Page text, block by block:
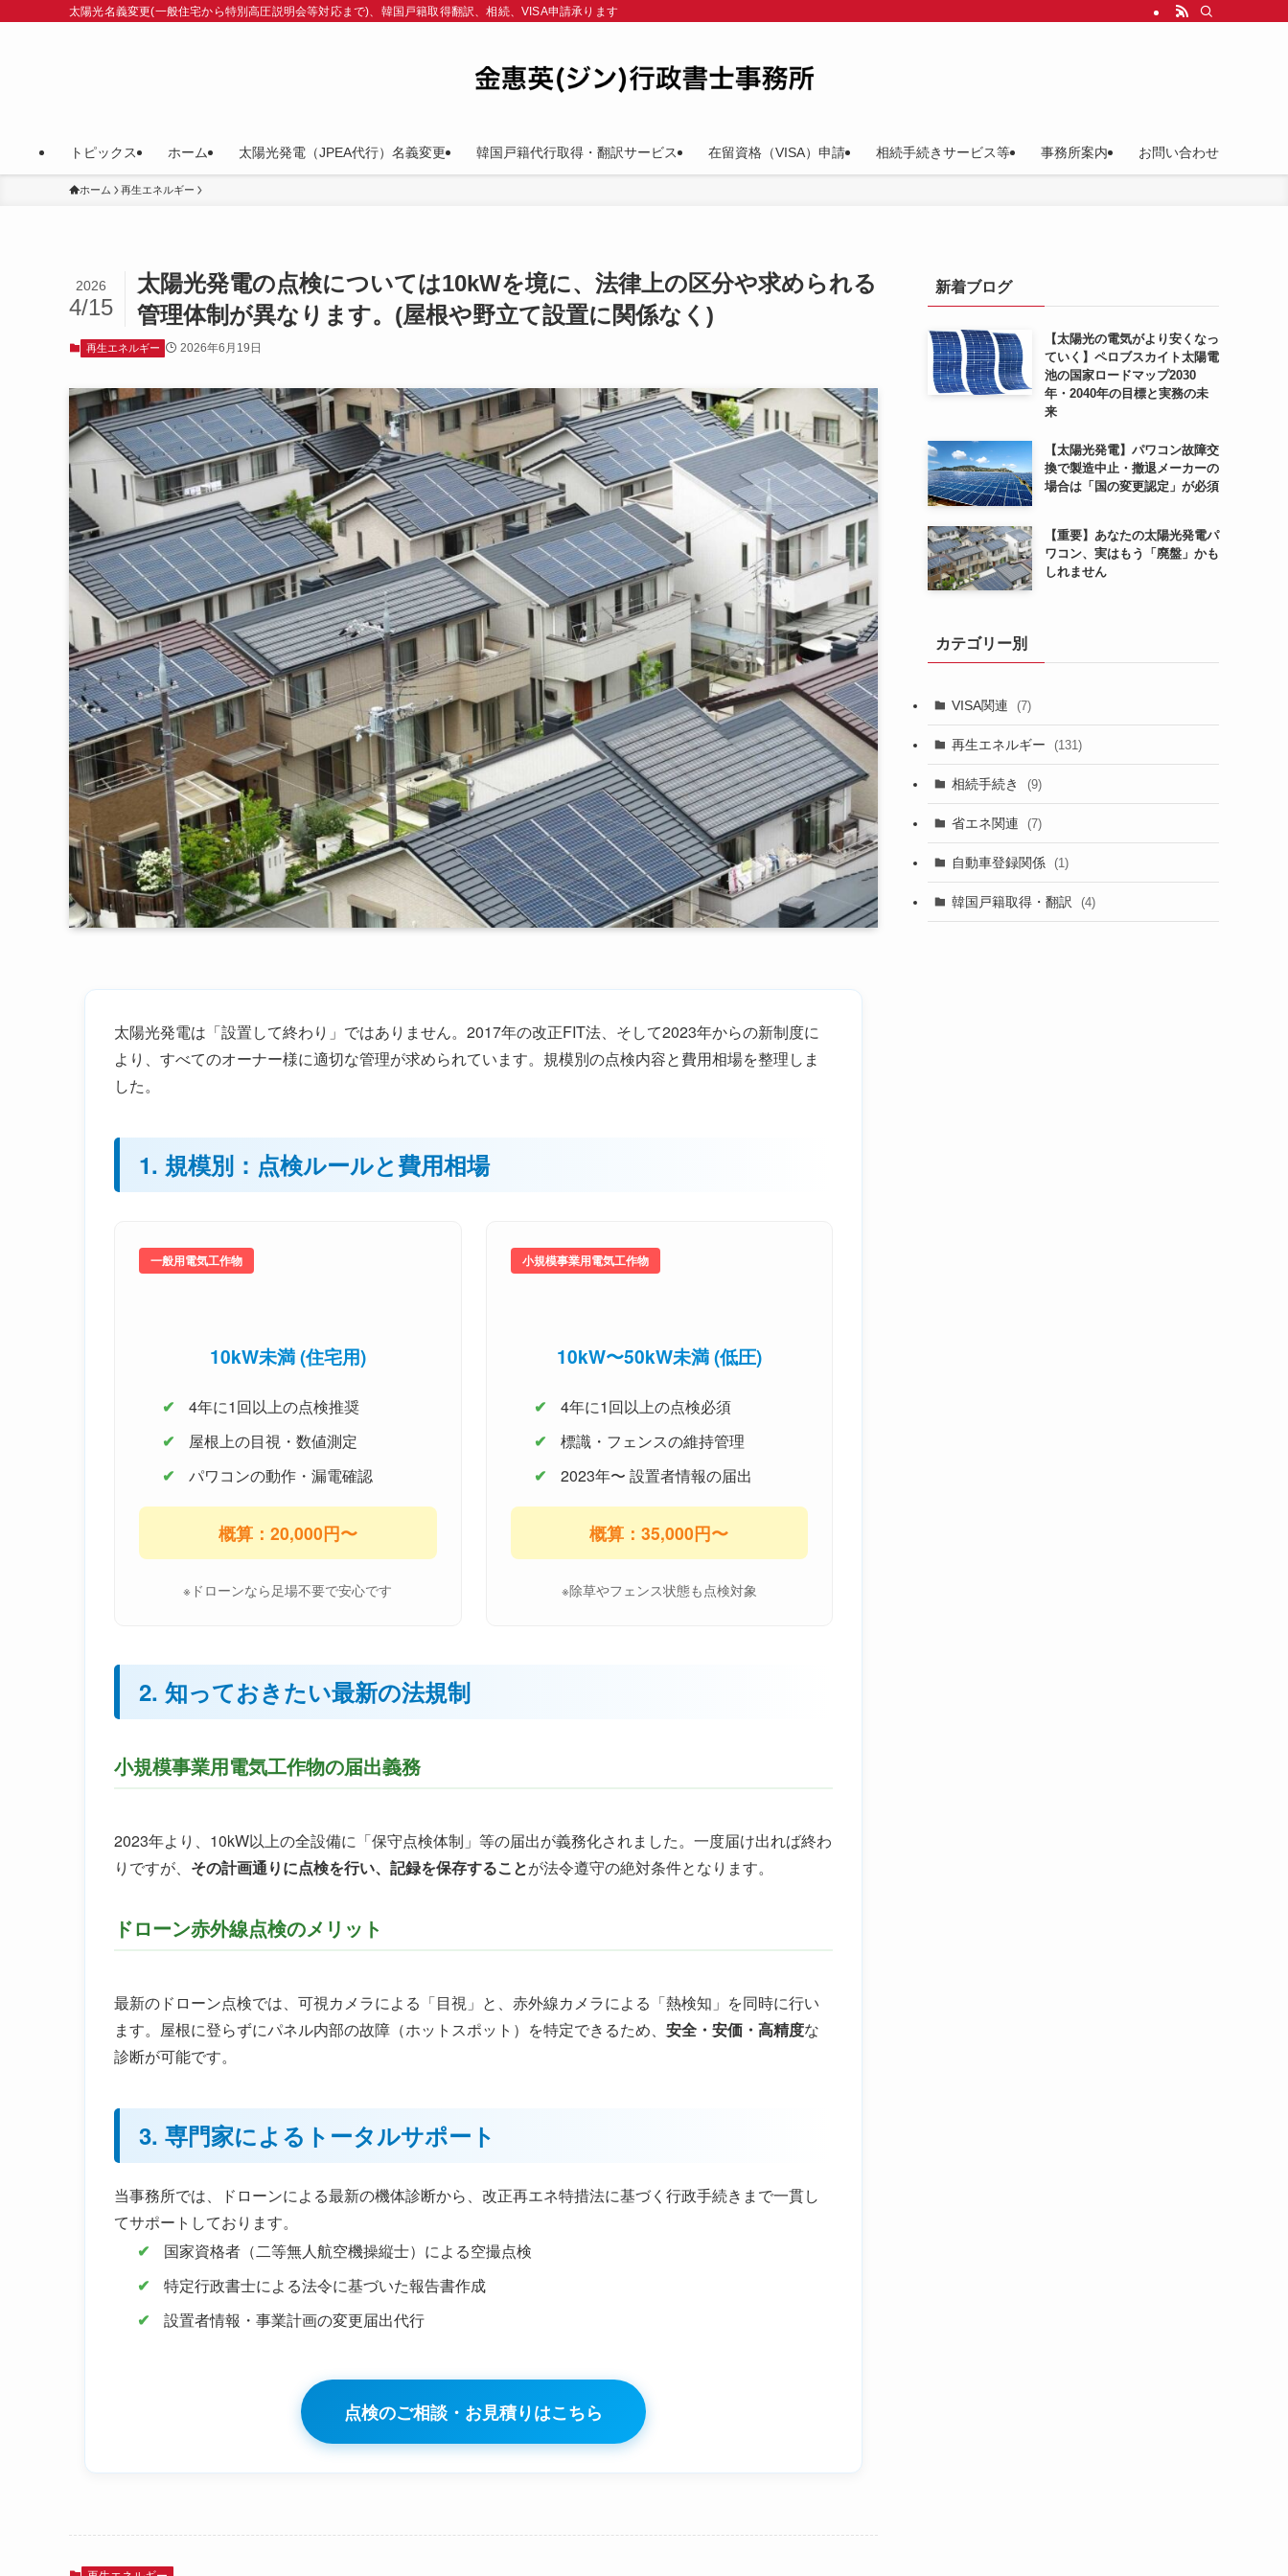
太陽光名義変更(一般住宅から特別高圧説明会等対応まで)、韓国戸籍取得翻訳、相続、VISA申請承ります
トピックス ホーム 太陽光発電（JPEA代行）名義変更 韓国戸籍代行取得・翻訳サービス 在留資格（VISA）申請 相続手続きサービス等 事務所案内 お問い合わせ
ホーム 再生エネルギー
太陽光発電の点検については10kWを境に、法律上の区分や求められる
管理体制が異なります。(屋根や野立て設置に関係なく)
2026
4/15
再生エネルギー 2026年6月19日
太陽光発電は「設置して終わり」ではありません。2017年の改正FIT法、そして2023年からの新制度に
より、すべてのオーナー様に適切な管理が求められています。規模別の点検内容と費用相場を整理しま
した。
1. 規模別：点検ルールと費用相場
一般用電気工作物
10kW未満 (住宅用)
4年に1回以上の点検推奨
屋根上の目視・数値測定
パワコンの動作・漏電確認
概算：20,000円〜
※ドローンなら足場不要で安心です
小規模事業用電気工作物
10kW〜50kW未満 (低圧)
4年に1回以上の点検必須
標識・フェンスの維持管理
2023年〜 設置者情報の届出
概算：35,000円〜
※除草やフェンス状態も点検対象
2. 知っておきたい最新の法規制
小規模事業用電気工作物の届出義務
2023年より、10kW以上の全設備に「保守点検体制」等の届出が義務化されました。一度届け出れば終わ
りですが、 その計画通りに点検を行い、記録を保存することが法令遵守の絶対条件となります。
ドローン赤外線点検のメリット
最新のドローン点検では、可視カメラによる「目視」と、赤外線カメラによる「熱検知」を同時に行い
ます。屋根に登らずにパネル内部の故障（ホットスポット）を特定できるため、 安全・安価・高精度な
診断が可能です。
3. 専門家によるトータルサポート
当事務所では、ドローンによる最新の機体診断から、改正再エネ特措法に基づく行政手続きまで一貫し
てサポートしております。
国家資格者（二等無人航空機操縦士）による空撮点検
特定行政書士による法令に基づいた報告書作成
設置者情報・事業計画の変更届出代行
点検のご相談・お見積りはこちら
新着ブログ
【太陽光の電気がより安くなっ
ていく】ペロブスカイト太陽電
池の国家ロードマップ2030
年・2040年の目標と実務の未
来
【太陽光発電】パワコン故障交
換で製造中止・撤退メーカーの
場合は「国の変更認定」が必須
【重要】あなたの太陽光発電パ
ワコン、実はもう「廃盤」かも
しれません
カテゴリー別
VISA関連 (7)
再生エネルギー (131)
相続手続き (9)
省エネ関連 (7)
自動車登録関係 (1)
韓国戸籍取得・翻訳 (4)